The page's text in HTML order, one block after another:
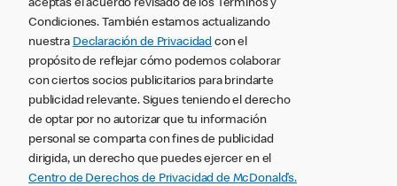
aceptas el acuerdo revisado de los Términos y
Condiciones. También estamos actualizando
nuestra Declaración de Privacidad con el
propósito de reflejar cómo podemos colaborar
con ciertos socios publicitarios para brindarte
publicidad relevante. Sigues teniendo el derecho
de optar por no autorizar que tu información
personal se comparta con fines de publicidad
dirigida, un derecho que puedes ejercer en el
Centro de Derechos de Privacidad de McDonald’s.